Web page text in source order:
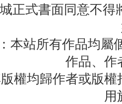
正式書面同意不得
本站所有作品均屬
作品、作
權均歸作者或版
用